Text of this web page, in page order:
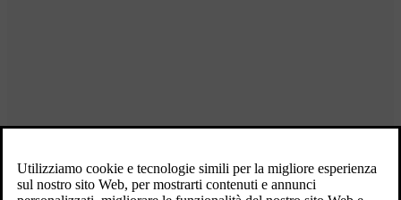
Pneumatici Originali Volvo